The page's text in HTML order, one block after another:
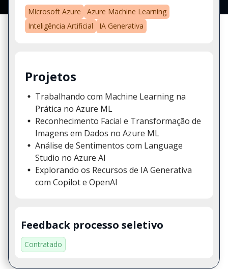
Microsoft Azure
Azure Machine Learning
Inteligência Artificial
IA Generativa
Projetos
Trabalhando com Machine Learning na
Prática no Azure ML
Reconhecimento Facial e Transformação de
Imagens em Dados no Azure ML
Análise de Sentimentos com Language
Studio no Azure AI
Explorando os Recursos de IA Generativa
com Copilot e OpenAI
Feedback processo seletivo
Contratado